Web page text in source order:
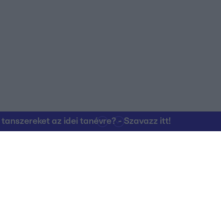
az idei tanévre? - Szavazz itt!